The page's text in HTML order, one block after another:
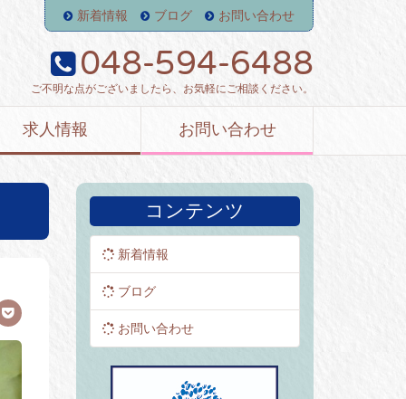
新着情報 ブログ お問い合わせ
048-594-6488
ご不明な点がございましたら、お気軽にご相談ください。
求人情報 お問い合わせ
コンテンツ
新着情報
ブログ
お問い合わせ